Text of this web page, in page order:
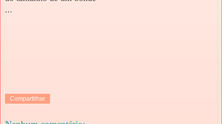
...
Compartilhar